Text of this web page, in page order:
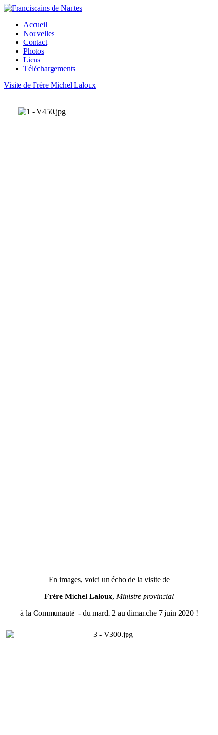
Accueil
Nouvelles
Contact
Photos
Liens
Téléchargements
Visite de Frère Michel Laloux
En images, voici un écho de la visite de
Frère Michel Laloux, Ministre provincial
à la Communauté - du mardi 2 au dimanche 7 juin 2020 !